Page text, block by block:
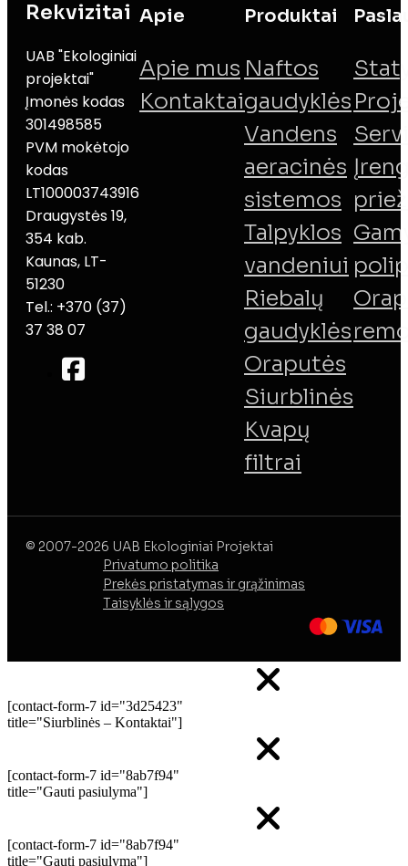
Rekvizitai
UAB "Ekologiniai
projektai"
Įmonės kodas
301498585
PVM mokėtojo
kodas
LT100003743916
Draugystės 19,
354 kab.
Kaunas, LT-
51230
Tel.: +370 (37)
37 38 07
Apie
Apie mus
Kontaktai
Produktai
Naftos
gaudyklės
Vandens
aeracinės
sistemos
Talpyklos
vandeniui
Riebalų
gaudyklės
Oraputės
Siurblinės
Kvapų
filtrai
© 2007-2026 UAB Ekologiniai Projektai
Privatumo politika
Prekės pristatymas ir grąžinimas
Taisyklės ir sąlygos
[contact-form-7 id="3d25423"
title="Siurblinės – Kontaktai"]
[contact-form-7 id="8ab7f94"
title="Gauti pasiulyma"]
[contact-form-7 id="8ab7f94"
title="Gauti pasiulyma"]